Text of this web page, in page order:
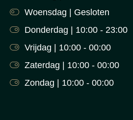
Woensdag | Gesloten
Donderdag | 10:00 - 23:00
Vrijdag | 10:00 - 00:00
Zaterdag | 10:00 - 00:00
Zondag | 10:00 - 00:00